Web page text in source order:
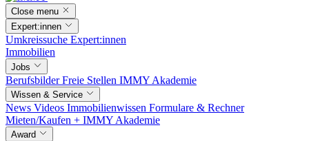
Close menu
Expert:innen
Umkreissuche Expert:innen
Immobilien
Jobs
BerufsbilderFreie Stellen IMMY Akademie
Wissen & Service
News Videos Immobilienwissen Formulare & Rechner
Mieten/Kaufen + IMMY Akademie
Award